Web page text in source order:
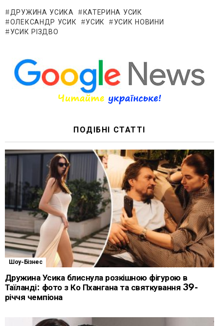
ДРУЖИНА УСИКА
КАТЕРИНА УСИК
ОЛЕКСАНДР УСИК
УСИК
УСИК НОВИНИ
УСИК РІЗДВО
ПОДІБНІ СТАТТІ
Шоу-Бізнес
Дружина Усика блиснула розкішною фігурою в
Таїланді: фото з Ко Пхангана та святкування 39-
річчя чемпіона